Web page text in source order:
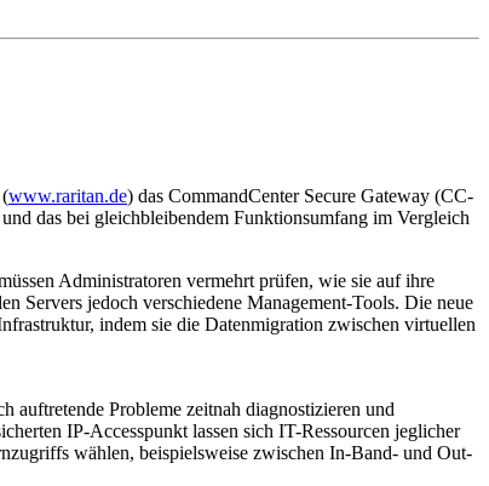
www.raritan.de) das CommandCenter Secure Gateway (CC-
das bei gleichbleibendem Funktionsumfang im Vergleich
Administratoren vermehrt prüfen, wie sie auf ihre
Servers jedoch verschiedene Management-Tools. Die neue
indem sie die Datenmigration zwischen virtuellen
auftretende Probleme zeitnah diagnostizieren und
IP-Accesspunkt lassen sich IT-Ressourcen jeglicher
wählen, beispielsweise zwischen In-Band- und Out-